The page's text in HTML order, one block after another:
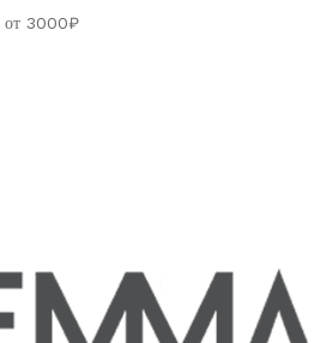
от 3000₽